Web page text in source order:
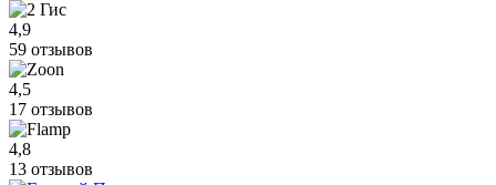
4,9
59 отзывов
4,5
17 отзывов
4,8
13 отзывов